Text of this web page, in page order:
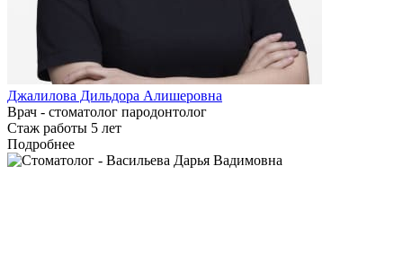
Джалилова Дильдора Алишеровна
Врач - стоматолог пародонтолог
Стаж работы 5 лет
Подробнее